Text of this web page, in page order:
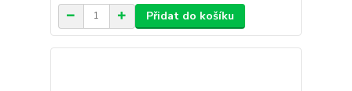
Přidat do košíku